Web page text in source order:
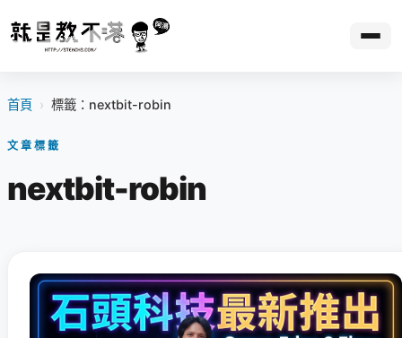
首頁 › 標籤：nextbit-robin
文章標籤
nextbit-robin